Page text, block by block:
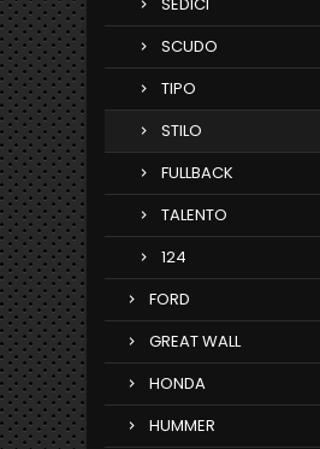
SEDICI
SCUDO
TIPO
STILO
FULLBACK
TALENTO
124
FORD
GREAT WALL
HONDA
HUMMER